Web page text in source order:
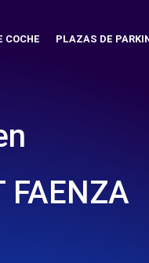
COCHE PLAZAS DE
FAENZA